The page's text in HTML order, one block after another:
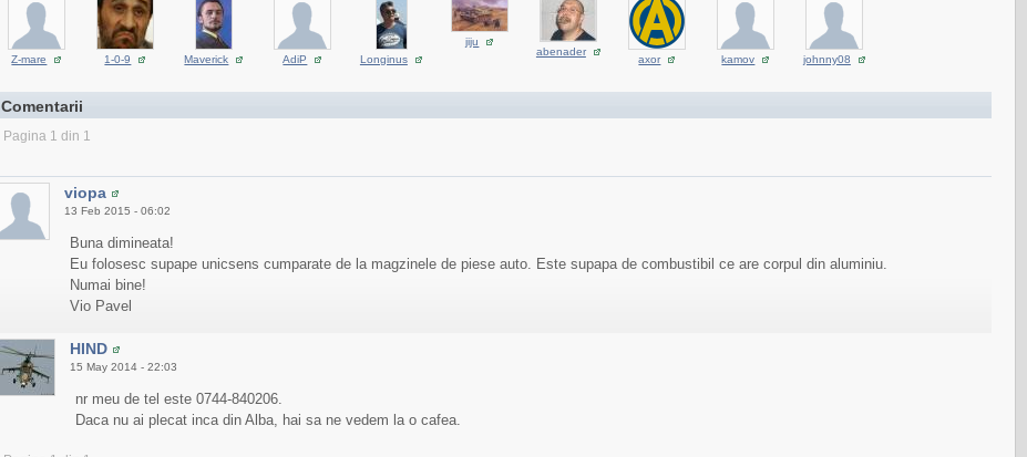
Z-mare 1-0-9 Maverick AdiP Longinus
jiju
abenader
axor kamov johnny08
Comentarii
Pagina 1 din 1
viopa
13 Feb 2015 - 06:02
Buna dimineata!
Eu folosesc supape unicsens cumparate de la magzinele de piese auto. Este supapa de combustibil ce are corpul din aluminiu.
Numai bine!
Vio Pavel
HIND
15 May 2014 - 22:03
nr meu de tel este 0744-840206.
Daca nu ai plecat inca din Alba, hai sa ne vedem la o cafea.